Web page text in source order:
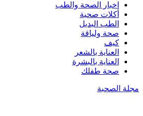
اخبار الصحة والطب
أكلات صحية
الطب البديل
صحة ولياقة
كيف
العناية بالشعر
العناية بالبشرة
صحة طفلك
مجلة الصحبة